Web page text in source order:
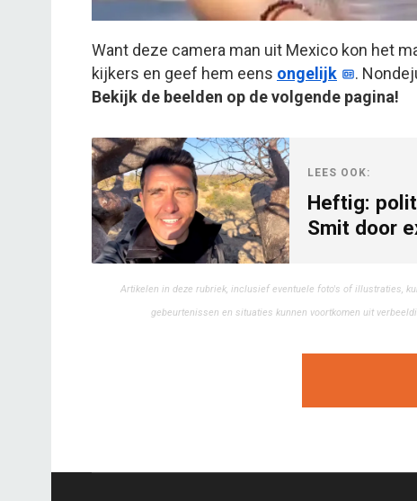
Want deze camera man uit Mexico kon het
kijkers en geef hem eens ongelijk
.
Bekijk de beelden op de volgende pagina!
LEES OOK:
Heftig:
Smit door
Artikelen in deze rubriek, inclusief eventuele foto's of illustraties,
gebeurtenissen en situaties kunnen voortkomen uit